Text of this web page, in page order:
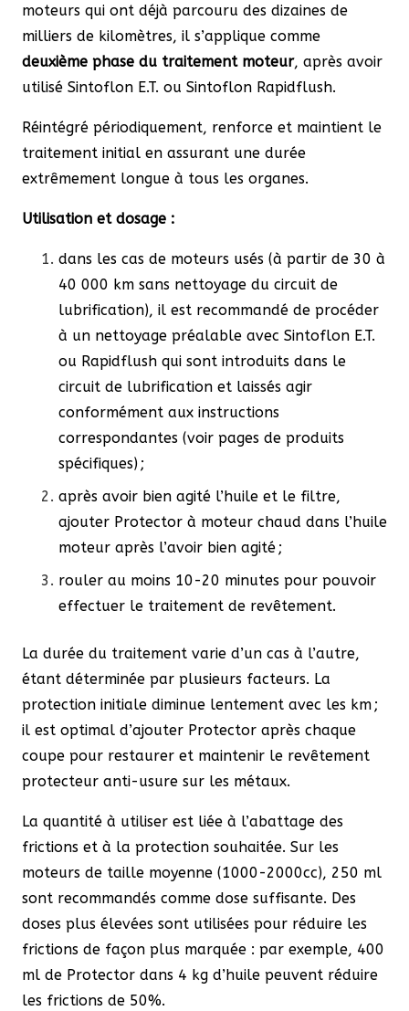
moteurs qui ont déjà parcouru des dizaines de
milliers de kilomètres, il s’applique comme
deuxième phase du traitement moteur, après avoir
utilisé Sintoflon E.T. ou Sintoflon Rapidflush.
Réintégré périodiquement, renforce et maintient le
traitement initial en assurant une durée
extrêmement longue à tous les organes.
Utilisation et dosage :
dans les cas de moteurs usés (à partir de 30 à
40 000 km sans nettoyage du circuit de
lubrification), il est recommandé de procéder
à un nettoyage préalable avec Sintoflon E.T.
ou Rapidflush qui sont introduits dans le
circuit de lubrification et laissés agir
conformément aux instructions
correspondantes (voir pages de produits
spécifiques) ;
après avoir bien agité l’huile et le filtre,
ajouter Protector à moteur chaud dans l’huile
moteur après l’avoir bien agité ;
rouler au moins 10-20 minutes pour pouvoir
effectuer le traitement de revêtement.
La durée du traitement varie d’un cas à l’autre,
étant déterminée par plusieurs facteurs. La
protection initiale diminue lentement avec les km ;
il est optimal d’ajouter Protector après chaque
coupe pour restaurer et maintenir le revêtement
protecteur anti-usure sur les métaux.
La quantité à utiliser est liée à l’abattage des
frictions et à la protection souhaitée. Sur les
moteurs de taille moyenne (1000-2000cc), 250 ml
sont recommandés comme dose suffisante. Des
doses plus élevées sont utilisées pour réduire les
frictions de façon plus marquée : par exemple, 400
ml de Protector dans 4 kg d’huile peuvent réduire
les frictions de 50%.